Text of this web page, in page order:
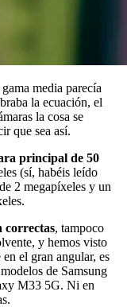
media parecía
la ecuación, el
la cosa se
que sea así.
principal de 50
(sí, habéis leído
2 megapíxeles y un
correctas, tampoco
y hemos visto
el gran angular, es
de Samsung
M33 5G. Ni en